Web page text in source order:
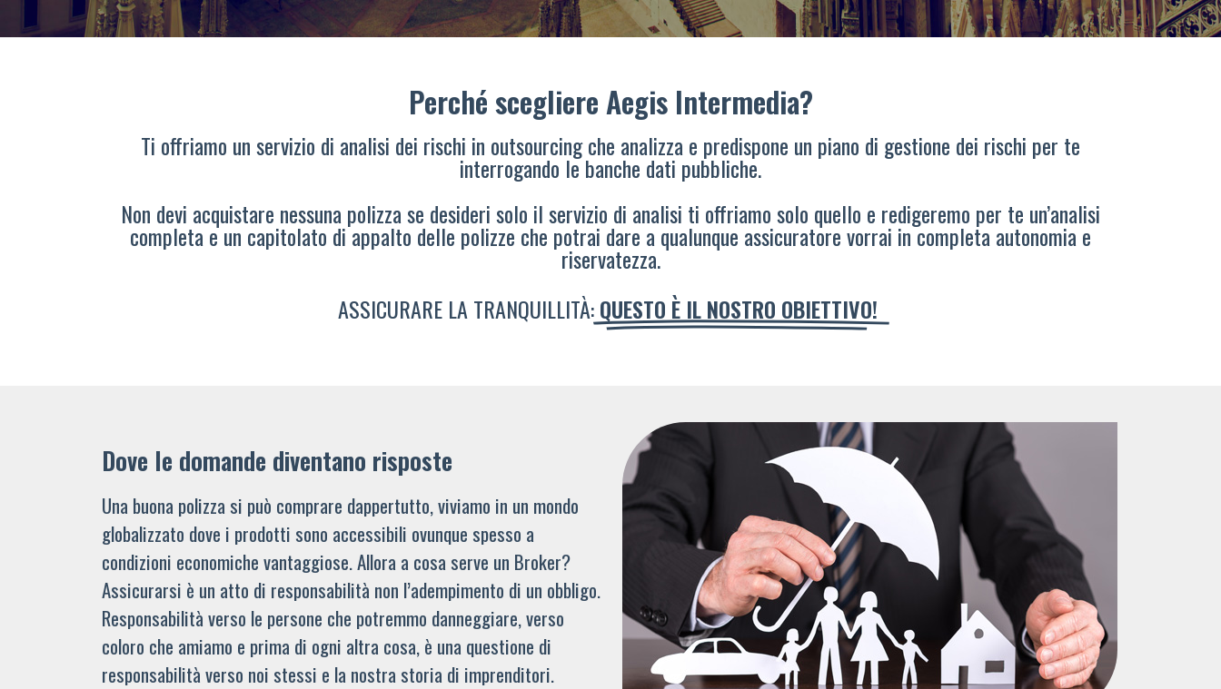
Perché scegliere Aegis Intermedia?
Ti offriamo un servizio di analisi dei rischi in outsourcing che analizza e predispone un piano di gestione dei rischi per te
interrogando le banche dati pubbliche.
Non devi acquistare nessuna polizza se desideri solo il servizio di analisi ti offriamo solo quello e redigeremo per te un’analisi
completa e un capitolato di appalto delle polizze che potrai dare a qualunque assicuratore vorrai in completa autonomia e
riservatezza.
ASSICURARE LA TRANQUILLITÀ:QUESTO È IL NOSTRO OBIETTIVO!
Dove le domande diventano risposte
Una buona polizza si può comprare dappertutto, viviamo in un mondo
globalizzato dove i prodotti sono accessibili ovunque spesso a
condizioni economiche vantaggiose. Allora a cosa serve un Broker?
Assicurarsi è un atto di responsabilità non l’adempimento di un obbligo.
Responsabilità verso le persone che potremmo danneggiare, verso
coloro che amiamo e prima di ogni altra cosa, è una questione di
responsabilità verso noi stessi e la nostra storia di imprenditori.